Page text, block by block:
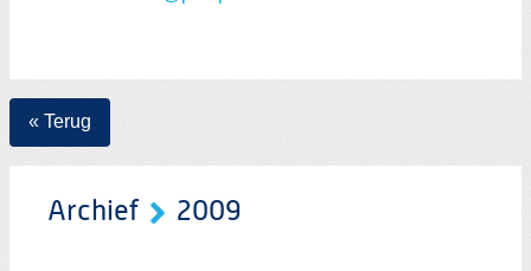
« Terug
Archief 2009